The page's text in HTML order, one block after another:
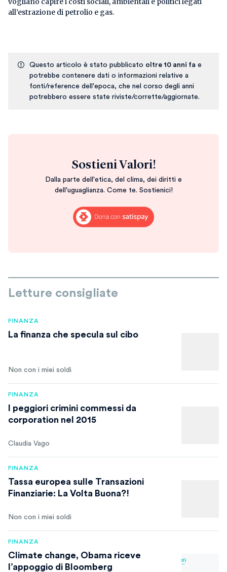
all’estrazione di petrolio e gas.
Questo articolo è stato pubblicato oltre 10 anni fa e
potrebbe contenere dati o informazioni relative a
fonti/reference dell'epoca, che nel corso degli anni
potrebbero essere state riviste/corrette/aggiornate.
Sostieni Valori!
Dalla parte dell'etica, del clima, dei diritti e
dell'uguaglianza. Come te. Sostienici!
Letture consigliate
FINANZA
La finanza che specula sul cibo
Non con i miei soldi
FINANZA
I peggiori crimini commessi da
corporation nel 2015
Claudia Vago
FINANZA
Tassa europea sulle Transazioni
Finanziarie: La Volta Buona?!
Non con i miei soldi
FINANZA
Climate change, Obama riceve
l’appoggio di Bloomberg